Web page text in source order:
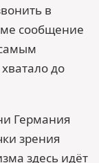
в
сообщение
до
Германия
зрения
здесь идёт